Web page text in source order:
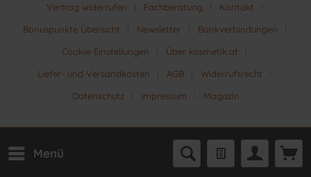
Menü
Vertrag widerrufen Fachberatung
Kontakt
Bonuspunkte Übersicht
Newsletter
Bankverbindungen
Cookie-Einstellungen
Über kosmetik.at
Liefer- und Versandkosten
AGB
Widerrufsrecht
Datenschutz
Impressum Magazin